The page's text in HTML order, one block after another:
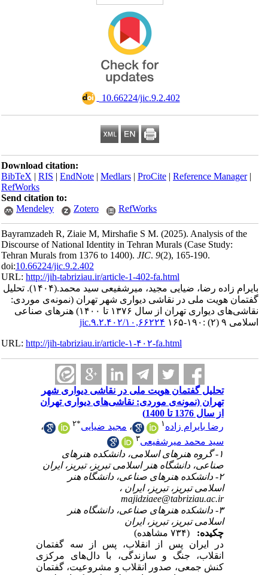
‎ 10.66224/jic.9.2.402
Download citation:
BibTeX|RIS| EndNote| Medlars| ProCite|Reference
RefWorks
Send citation to:
Mendeley
Zotero RefWorks
Bayramzadeh R, Ziaie M, Mirshafie S M.(2025). Analysis
Discourse of National Identity in Tehran Murals (Case Study:
Tehran Murals from 1376 to 1400).JIC.9(2), 165-190.
doi:10.66224/jic.9.2.402
URL:http://jih-tabriziau.ir/article-1-402-fa.html
زاده رضا، ضیایی مجید، میرشفیعی سید محمد.(۱۴۰۴).
تحلیل
هویت ملی در نقاشی دیواری شهر تهران (نمونه‌ی موردی:
نقاشی‌های دیواری تهران از سال ۱۳۷۶ تا ۱۴۰۰) هنرهای صناعی
۱۰,۶۶۲۲۴/jic.۹.۲.۴۰۲
URL:http://jih-tabriziau.ir/article-۱-۴۰۲-fa.html
تحلیل گفتمان هویت ملی در نقاشی دیواری شهر
تهران (نمونه‌ی موردی: نقاشی‌های دیواری تهران
رضا بایرام زاده
، مجید ضیایی ۲
،
سید محمد میرشفیعی
۱- گروه هنرهای اسلامی، دانشکده هنرهای
صناعی، دانشگاه هنر اسلامی تبریز، تبریز، ایران
۲- دانشکده هنرهای صناعی، دانشگاه هنر
اسلامی تبریز، تبریز، ایران ،
majidziaee@tabriziau.ac.ir
۳- دانشکده هنرهای صناعی، دانشگاه هنر
اسلامی تبریز، تبریز، ایران
(۷۳۴ مشاهده)
در ایران پس از انقلاب، پس از سه گفتمان
انقلاب، جنگ و سازندگی، با دال‌های مرکزی
کنش جمعی، صدور انقلاب و مشروعیت، گفتمان